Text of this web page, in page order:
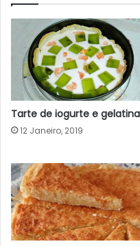
Tarte de iogurte e gelatina
12 Janeiro, 2019